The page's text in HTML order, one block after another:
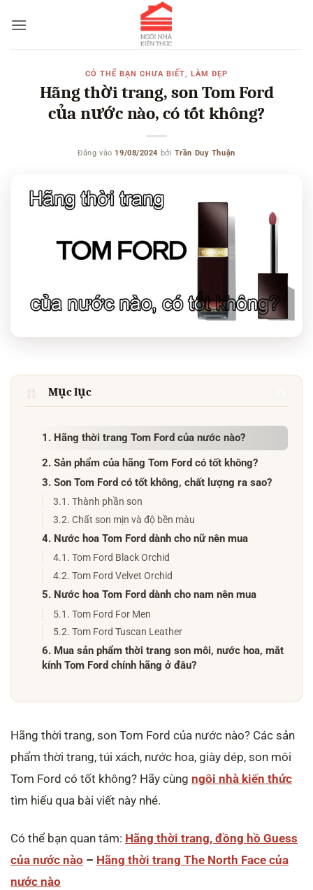
qua
CÓ THỂ BẠN CHƯA BIẾT, LÀM ĐẸP
Hãng thời trang, son Tom Ford
của nước nào, có tốt không?
Đăng vào 19/08/2024 bởi Trần Duy Thuận
Mục lục
1. Hãng thời trang Tom Ford của nước nào?
2. Sản phẩm của hãng Tom Ford có tốt không?
3. Son Tom Ford có tốt không, chất lượng ra sao?
3.1. Thành phần son
3.2. Chất son mịn và độ bền màu
4. Nước hoa Tom Ford dành cho nữ nên mua
4.1. Tom Ford Black Orchid
4.2. Tom Ford Velvet Orchid
5. Nước hoa Tom Ford dành cho nam nên mua
5.1. Tom Ford For Men
5.2. Tom Ford Tuscan Leather
6. Mua sản phẩm thời trang son môi, nước hoa, mắt
kính Tom Ford chính hãng ở đâu?
Hãng thời trang, son Tom Ford của nước nào? Các sản
phẩm thời trang, túi xách, nước hoa, giày dép, son môi
Tom Ford có tốt không? Hãy cùng ngôi nhà kiến thức
tìm hiểu qua bài viết này nhé.
Có thể bạn quan tâm: Hãng thời trang, đồng hồ Guess
của nước nào – Hãng thời trang The North Face của
nước nào